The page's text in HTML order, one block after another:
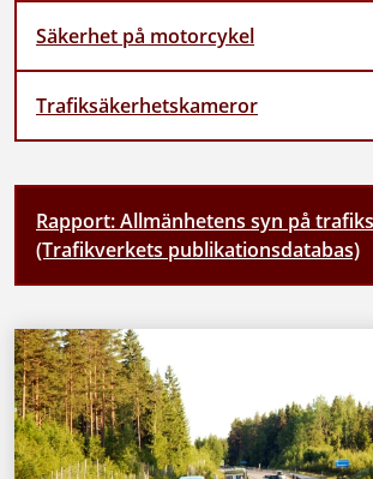
Säkerhet på motorcykel
Trafiksäkerhetskameror
Rapport: Allmänhetens syn på
(Trafikverkets publikationsdatabas)